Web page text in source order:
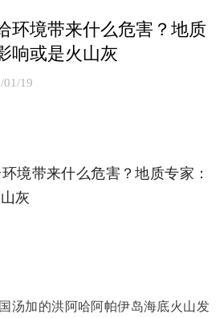
环境带来什么危害？地质
响或是火山灰
01/19
汤加的洪阿哈阿帕伊岛海底火山发